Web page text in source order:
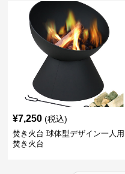
¥7,250 (税込)
焚き火台 球体型デザイン一人用
焚き火台